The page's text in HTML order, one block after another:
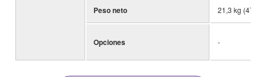
Peso neto 21,3 kg (47,0
Opciones -